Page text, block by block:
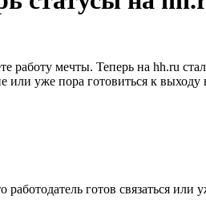
работу мечты. Теперь на hh.ru
уже пора готовиться к выходу
работодатель готов связаться